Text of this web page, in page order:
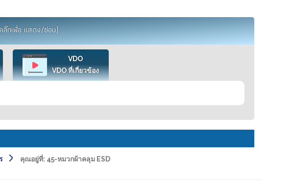
ลิ๊กเพื่อ แสดง/ซ่อน)
VDO
VDO ที่เกี่ยวข้อง
คุณอยู่ที่: 45-หมวกผ้าคลุม ESD